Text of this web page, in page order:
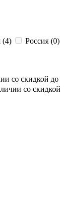
(4) Россия (0)
со скидкой до
со скидкой